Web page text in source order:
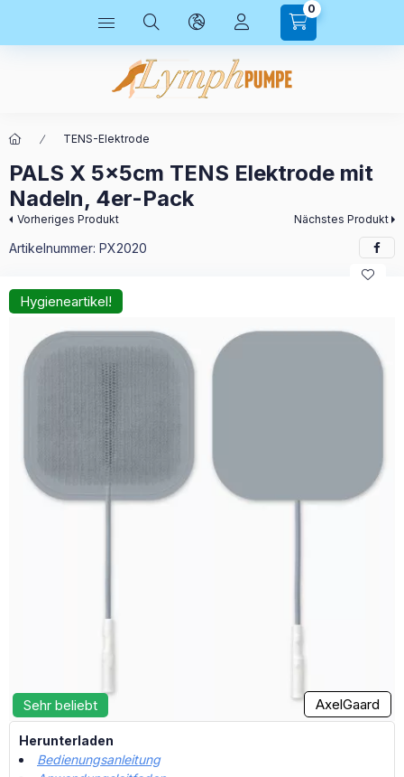
0
TENS-Elektrode
PALS X 5x5cm TENS Elektrode mit
Nadeln, 4er-Pack
Vorheriges Produkt Nächstes Produkt
Artikelnummer: PX2020
Hygieneartikel!
Sehr beliebt AxelGaard
Herunterladen
Bedienungsanleitung